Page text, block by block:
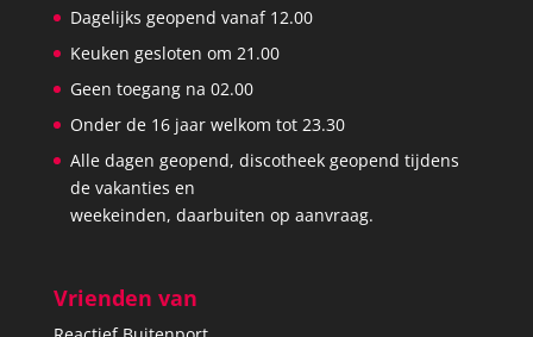
Dagelijks geopend vanaf 12.00
Keuken gesloten om 21.00
Geen toegang na 02.00
Onder de 16 jaar welkom tot 23.30
Alle dagen geopend, discotheek geopend tijdens
de vakanties en
weekeinden, daarbuiten op aanvraag.
Vrienden van